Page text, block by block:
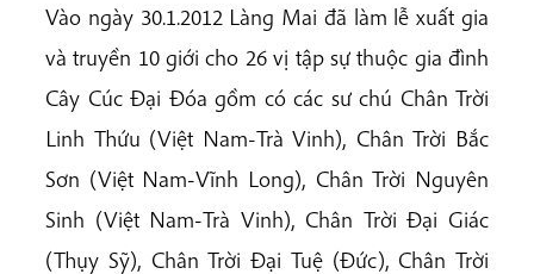
Vào ngày 30.1.2012 Làng Mai đã làm lễ xuất gia
và truyền 10 giới cho 26 vị tập sự thuộc gia đình
Cây Cúc Đại Đóa gồm có các sư chú Chân Trời
Linh Thứu (Việt Nam-Trà Vinh), Chân Trời Bắc
Sơn (Việt Nam-Vĩnh Long), Chân Trời Nguyên
Sinh (Việt Nam-Trà Vinh), Chân Trời Đại Giác
(Thụy Sỹ), Chân Trời Đại Tuệ (Đức), Chân Trời